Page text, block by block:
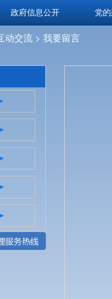
政府信息公开 党
动交流 > 我要留言